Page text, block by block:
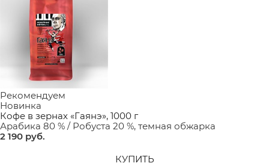
Рекомендуем
Новинка
Кофе в зернах «Гаянэ», 1000 г
Арабика 80 % / Робуста 20 %, темная обжарка
2 190 руб.
КУПИТЬ